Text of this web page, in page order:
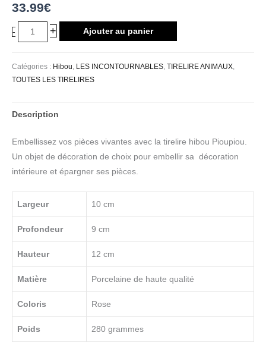
33.99€
- + Ajouter au panier
Catégories : Hibou, LES INCONTOURNABLES, TIRELIRE ANIMAUX,
TOUTES LES TIRELIRES
Description
Embellissez vos pièces vivantes avec la tirelire hibou Pioupiou.
Un objet de décoration de choix pour embellir sa décoration
intérieure et épargner ses pièces.
Largeur 10 cm
Profondeur 9 cm
Hauteur 12 cm
Matière Porcelaine de haute qualité
Coloris Rose
Poids 280 grammes